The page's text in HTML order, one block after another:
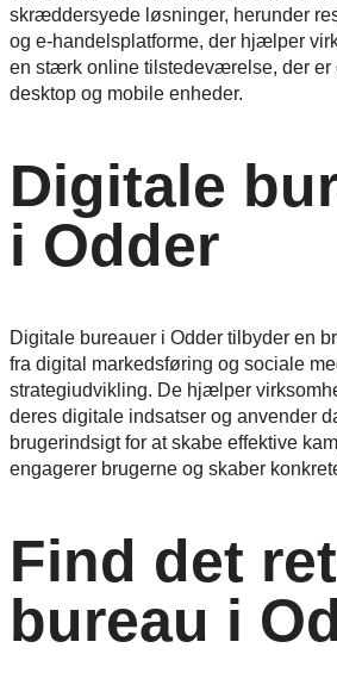
skræddersyede løsninger, herunder
og e-handelsplatforme, der hjælper
en stærk online tilstedeværelse, der er
desktop og mobile enheder.
Digitale
i Odder
Digitale bureauer i Odder tilbyder en
fra digital markedsføring og sociale
strategiudvikling. De hjælper
deres digitale indsatser og anvender
brugerindsigt for at skabe effektive
engagerer brugerne og skaber
Find det
bureau i